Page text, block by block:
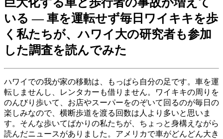
いる ― 車を運転せず毎日ワイキキを歩
く私たちが、ハワイ大の研究者も参加
した調査を読んでみた
ハワイでの我が家の移動は、もっぱら自分の足です。車を運
転しませんし、レンタカーも借りません。ワイキキの周りを
のんびり歩いて、お店やスーパーをのぞいて回るのが毎日の
楽しみなので、横断歩道を渡る回数は人より多いと思いま
す。そんな歩いてばかりの私たちが、ちょっと身構えながら
読んだニュースがありました。アメリカで車がどんどん大き